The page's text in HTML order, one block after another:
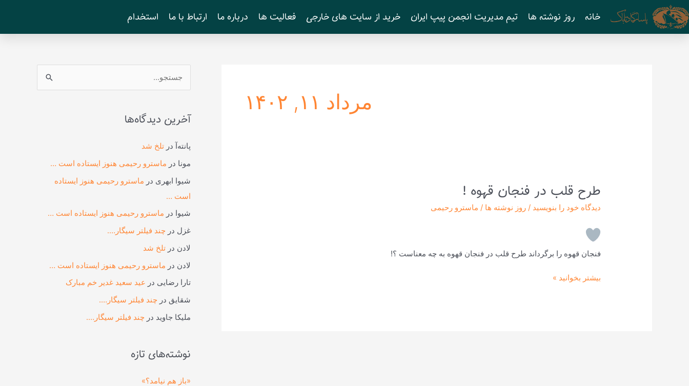
پرش
به
محتوا
خانه روز نوشته ها تیم مدیریت انجمن پیپ ایران خرید از سایت های خارجی فعالیت ها درباره ما ارتباط با ما استخدام
مرداد ۱۱, ۱۴۰۲
طرح قلب در فنجان قهوه !
دیدگاه‌ خود را بنویسید /روز نوشته ها / ماسترو رحیمی
فنجان قهوه را برگرداند طرح قلب در فنجان قهوه به چه معناست ؟!
طرح
قلب
در
قهوه
!
بیشتر بخوانید »
ج
و
ا
ی
:
آخرین دیدگاه‌ها
پانته‌آدر تلخ شد
مونا در ماسترو رحیمی هنوز ایستاده است …
شیوا ابهری در ماسترو رحیمی هنوز ایستاده
است …
شیوا در ماسترو رحیمی هنوز ایستاده است …
غزل در چند فیلتر سیگار….
لادن در تلخ شد
لادن در ماسترو رحیمی هنوز ایستاده است …
تارا رضایی در عید سعید غدیر خم مبارک
شقایق در چند فیلتر سیگار….
ملیکا جاوید در چند فیلتر سیگار….
نوشته‌های تازه
«باز هم نیامد؟»